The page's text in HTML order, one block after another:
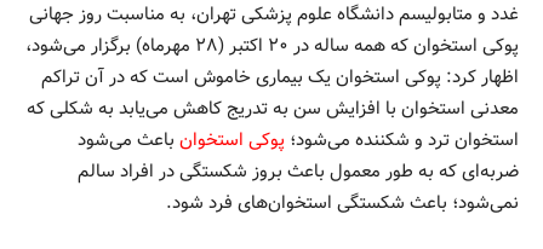
غدد و متابولیسم دانشگاه علوم پزشکی تهران، به مناسبت روز جهانی
پوکی استخوان که همه ساله در ۲۰ اکتبر (۲۸ مهرماه) برگزار می‌شود،
اظهار کرد: پوکی استخوان یک بیماری خاموش است که در آن تراکم
معدنی استخوان با افزایش سن به تدریج کاهش می‌یابد به شکلی که
استخوان ترد و شکننده می‌شود؛ پوکی استخوان باعث می‌شود
ضربه‌ای که به طور معمول باعث بروز شکستگی در افراد سالم
نمی‌شود؛ باعث شکستگی استخوان‌های فرد شود.